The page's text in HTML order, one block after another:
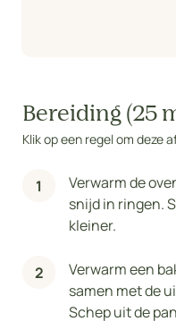
Bereiding (25
Klik op een regel om deze
Verwarm de
snijd in ringen.
kleiner.
Verwarm een
samen met de
Schep uit de